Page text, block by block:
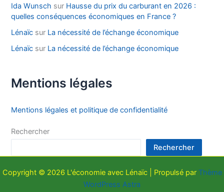
Ida Wunsch sur Hausse du prix du carburant en 2026 :
quelles conséquences économiques en France ?
Lénaïc sur La nécessité de l’échange économique
Lénaïc sur La nécessité de l’échange économique
Mentions légales
Mentions légales et politique de confidentialité
Rechercher
Rechercher
Copyright © 2026 L'économie avec Lénaïc | Propulsé par Thème
WordPress Astra